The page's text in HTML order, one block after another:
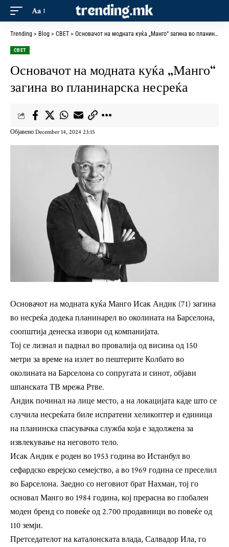
Aa
Trending > Blog > СВЕТ > Основачот на модната куќа „Манго“ загина во планинарска несреќа
СВЕТ
Основачот на модната куќа „Манго“
загина во планинарска несреќа
Објавено December 14, 2024 23:15
Основачот на модната куќа Манго Исак Андик (71) загина
во несреќа додека планинарел во околината на Барселона,
соопштија денеска извори од компанијата.
Тој се лизнал и паднал во провалија од висина од 150
метри за време на излет во пештерите Колбато во
околината на Барселона со сопругата и синот, објави
шпанската ТВ мрежа Ртве.
Андик починал на лице место, а на локацијата каде што се
случила несреќата биле испратени хеликоптер и единица
на планинска спасувачка служба која е задолжена за
извлекување на неговото тело.
Исак Андик е роден во 1953 година во Истанбул во
сефардско еврејско семејство, а во 1969 година се преселил
во Барселона. Заедно со неговиот брат Нахман, тој го
основал Манго во 1984 година, кој прерасна во глобален
моден бренд со повеќе од 2.700 продавници во повеќе од
110 земји.
Претседателот на каталонската влада, Салвадор Ила, го